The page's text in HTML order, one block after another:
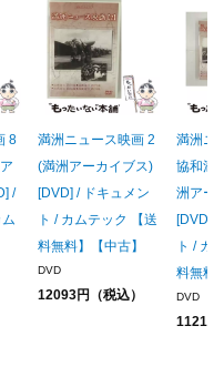
8
/
満洲ニュース映画 2
(満洲アーカイブス)
[DVD] / ドキュメン
ト / カムテック 【送
料無料】【中古】
DVD
12093円（税込）
満洲ニ
協和満
洲アー
[DVD] /
ト / カ
料無料
DVD
11211